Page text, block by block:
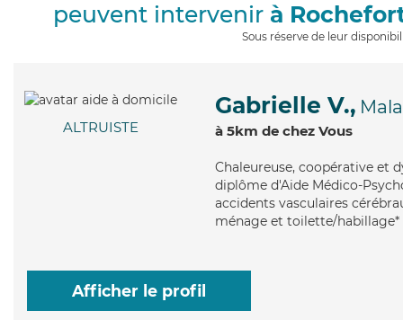
peuvent intervenir à
Sous réserve de leur
ALTRUISTE
Gabrielle V.,
à 5km de chez Vous
Chaleureuse, coopérative et
diplôme d'Aide Médico-
accidents vasculaires
ménage et toilette/habillage*
Afficher le profil